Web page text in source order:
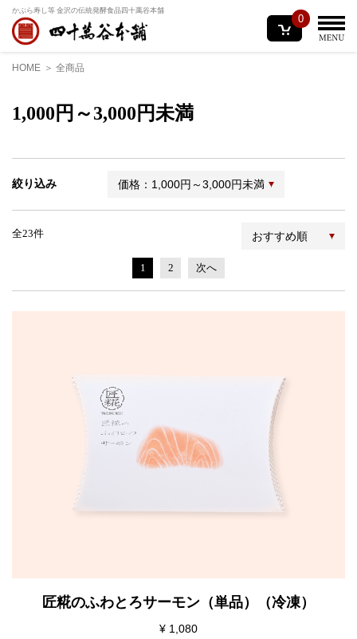
かぶら寿し等 金沢の伝統発酵食品四十萬谷本舗
0
HOME 全商品
1,000円～3,000円未満
絞り込み 価格：1,000円～3,000円未満
全23件
1 2 次へ
おすすめ順
匠糀のふわとろサーモン（単品）（冷凍）
¥ 1,080